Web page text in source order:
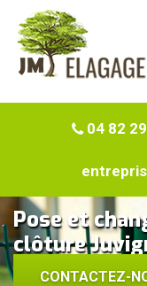
04 82
Pose et
clôture
CONTACTEZ-